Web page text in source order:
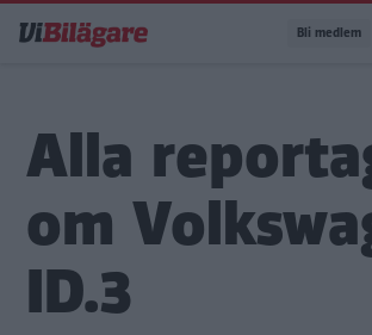
till
Bli medlem
Alla
om
ID.3